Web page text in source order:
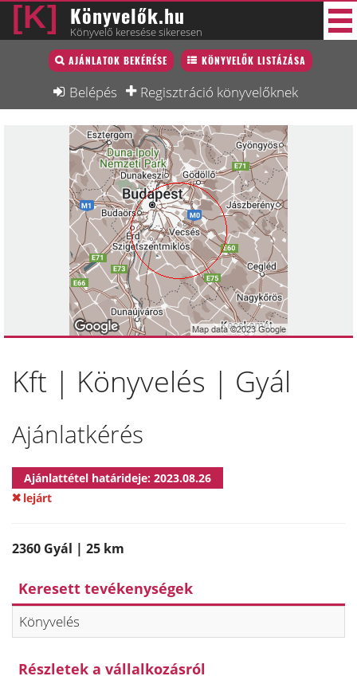
Könyvelők.hu
Könyvelő keresése sikeresen
AJÁNLATOK BEKÉRÉSE KÖNYVELŐK LISTÁZÁSA
Belépés Regisztráció könyvelőknek
Könyvelő lista
Könyvelési munkák
Képzésnaptár
Kft | Könyvelés | Gyál
Ajánlatkérés
Ajánlattétel határideje: 2023.08.26
lejárt
2360 Gyál | 25 km
Keresett tevékenységek
Könyvelés
Részletek a vállalkozásról